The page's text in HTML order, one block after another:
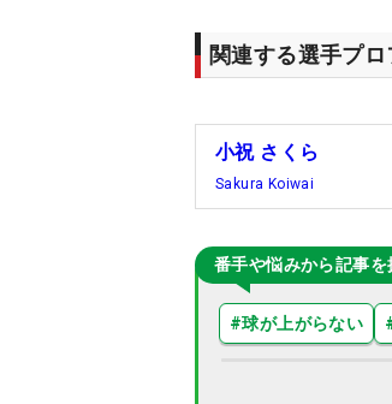
関連する選手プ
小祝 さくら
Sakura Koiwai
番手や悩みから記事を
#球が上がらない